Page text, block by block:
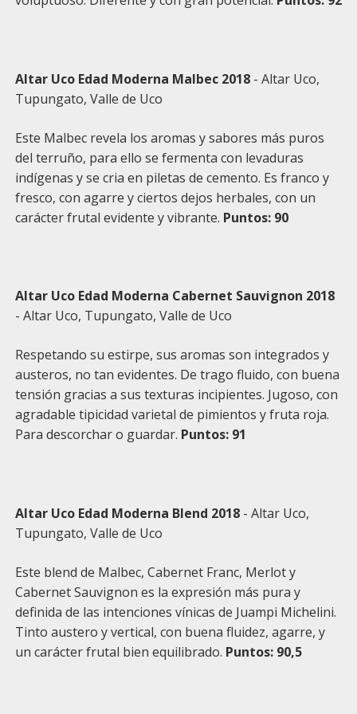
Altar Uco Edad Moderna Malbec 2018 - Altar Uco,
Tupungato, Valle de Uco
Este Malbec revela los aromas y sabores más puros
del terruño, para ello se fermenta con levaduras
indígenas y se cria en piletas de cemento. Es franco y
fresco, con agarre y ciertos dejos herbales, con un
carácter frutal evidente y vibrante. Puntos: 90
Altar Uco Edad Moderna Cabernet Sauvignon 2018
- Altar Uco, Tupungato, Valle de Uco
Respetando su estirpe, sus aromas son integrados y
austeros, no tan evidentes. De trago fluido, con buena
tensión gracias a sus texturas incipientes. Jugoso, con
agradable tipicidad varietal de pimientos y fruta roja.
Para descorchar o guardar. Puntos: 91
Altar Uco Edad Moderna Blend 2018 - Altar Uco,
Tupungato, Valle de Uco
Este blend de Malbec, Cabernet Franc, Merlot y
Cabernet Sauvignon es la expresión más pura y
definida de las intenciones vínicas de Juampi Michelini.
Tinto austero y vertical, con buena fluidez, agarre, y
un carácter frutal bien equilibrado. Puntos: 90,5